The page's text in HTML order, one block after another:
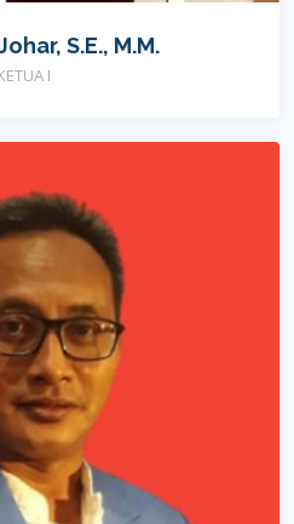
S.E., M.M.
I